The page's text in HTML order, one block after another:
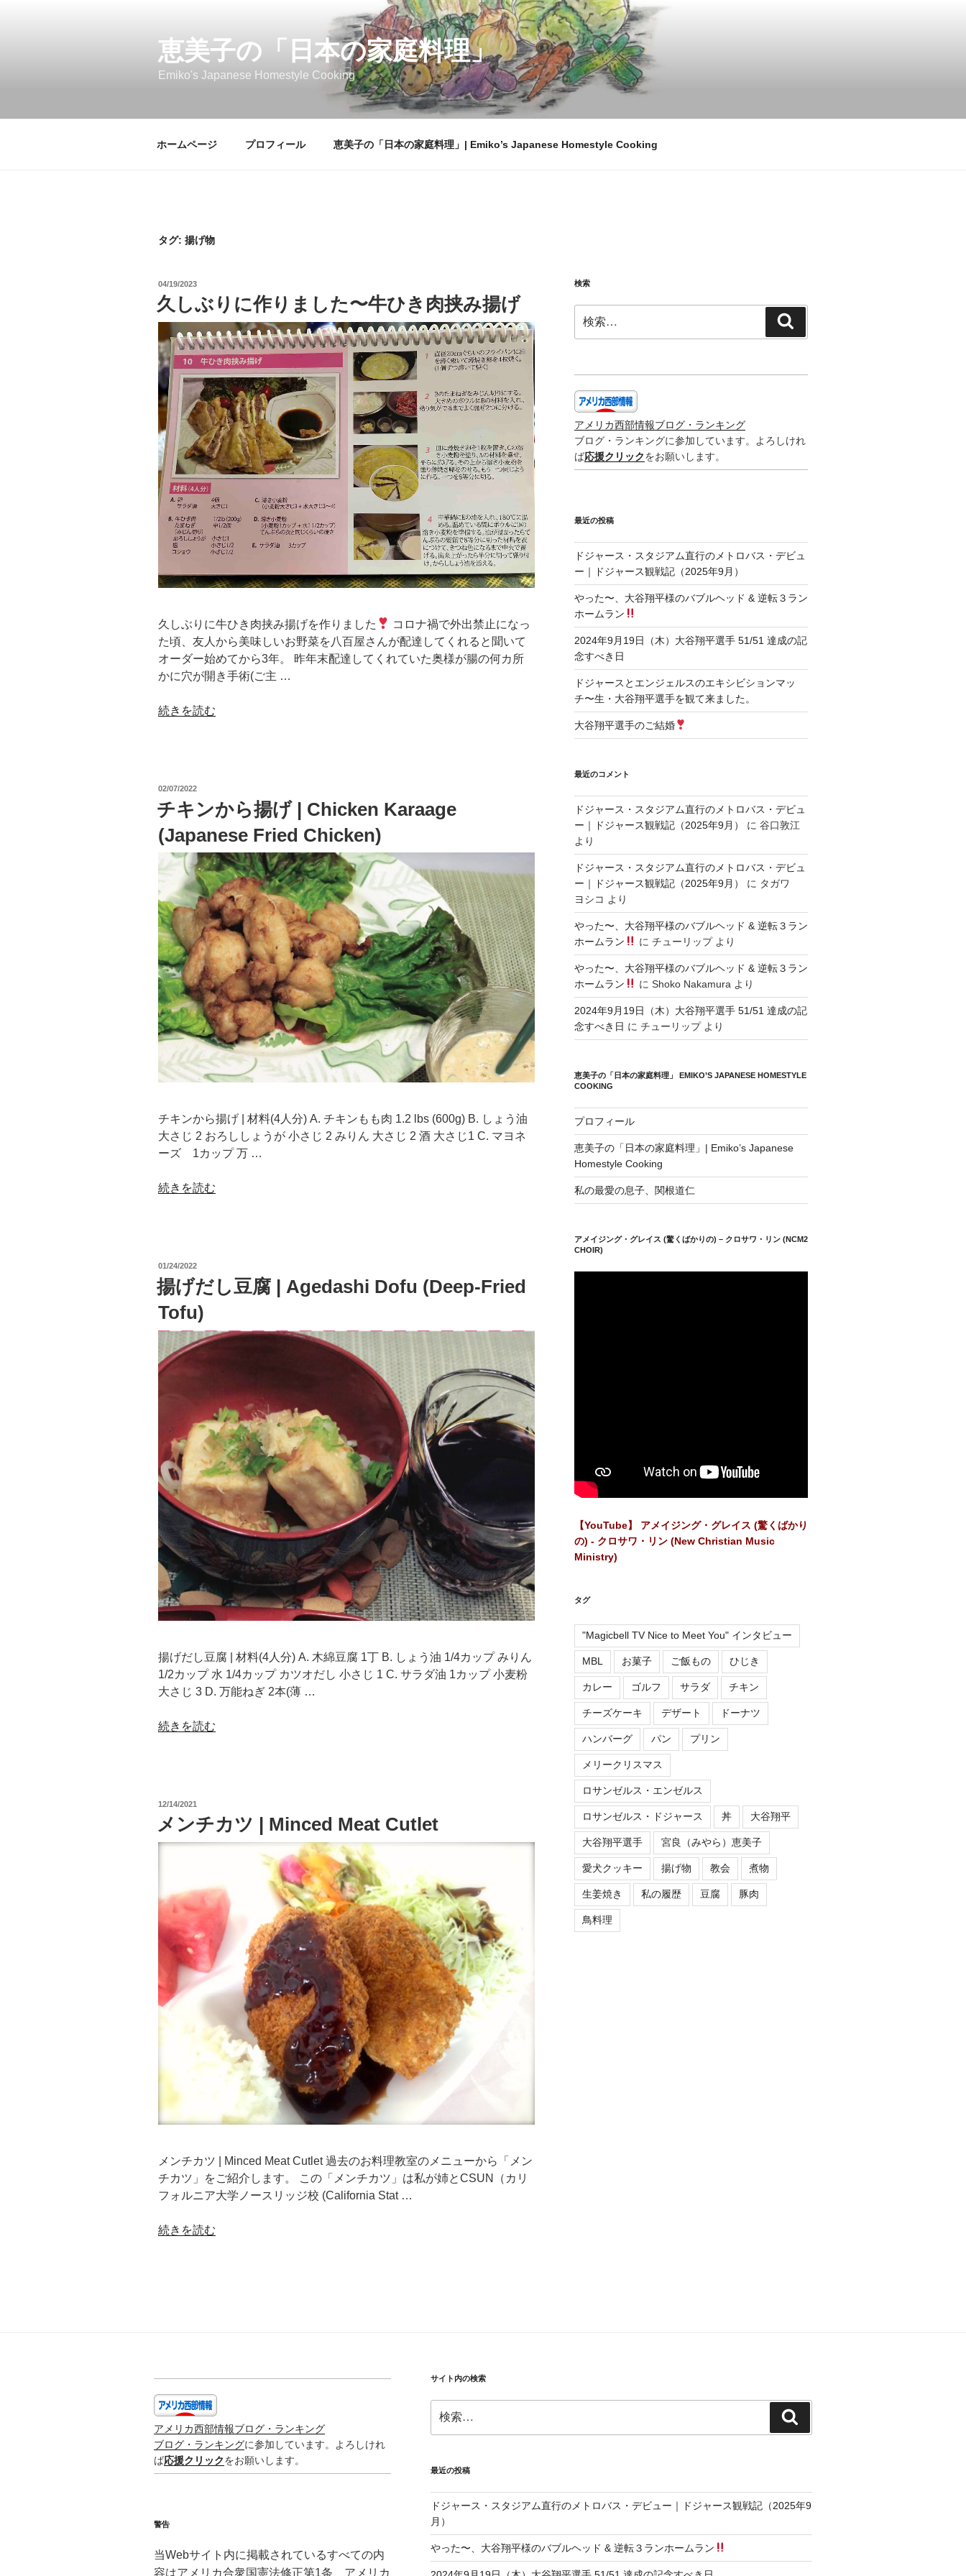
恵美子の「日本の家庭料理」
Emiko's Japanese Homestyle Cooking
ホームページ プロフィール 恵美子の「日本の家庭料理」| Emiko’s Japanese Homestyle Cooking
タグ: 揚げ物
投
稿
日:
04/19/2023
久しぶりに作りました〜牛ひき肉挟み揚げ
久しぶりに牛ひき肉挟み揚げを作りました
コロナ禍で外出禁止になっ
た頃、友人から美味しいお野菜を八百屋さんが配達してくれると聞いて
オーダー始めてから3年。 昨年末配達してくれていた奥様が腸の何カ所
かに穴が開き手術(ご主 …
“久
り
ま
し
た〜
牛
ひ
き
肉
挟
み
揚
げ”
の
続きを読む
投
日:
02/07/2022
チキンから揚げ | Chicken Karaage
(Japanese Fried Chicken)
チキンから揚げ | 材料(4人分) A. チキンもも肉 1.2 lbs (600g) B. しょう油
大さじ 2 おろししょうが 小さじ 2 みりん 大さじ 2 酒 大さじ1 C. マヨネ
ーズ 1カップ 万 …
“チ
げ
|
Chicken
Karaage
(Japanese
Fried
続きを読む
投
稿
日:
01/24/2022
揚げだし豆腐 | Agedashi Dofu (Deep-Fried
Tofu)
揚げだし豆腐 | 材料(4人分) A. 木綿豆腐 1丁 B. しょう油 1/4カップ みりん
1/2カップ 水 1/4カップ カツオだし 小さじ 1 C. サラダ油 1カップ 小麦粉
大さじ 3 D. 万能ねぎ 2本(薄 …
“揚
|
Agedashi
Fried
Tofu)”
の
続きを読む
投
日:
12/14/2021
メンチカツ | Minced Meat Cutlet
メンチカツ | Minced Meat Cutlet 過去のお料理教室のメニューから「メン
チカツ」をご紹介します。 この「メンチカツ」は私が姉とCSUN（カリ
フォルニア大学ノースリッジ校 (California Stat …
“メ
続きを読む
検索
索:
索
アメリカ西部情報ブログ・ランキング
ブログ・ランキングに参加しています。よろしけれ
ば応援クリックをお願いします。
最近の投稿
ドジャース・スタジアム直行のメトロバス・デビュ
ー｜ドジャース観戦記（2025年9月）
やった〜、大谷翔平様のバブルヘッド & 逆転３ラン
ホームラン
2024年9月19日（木）大谷翔平選手 51/51 達成の記
念すべき日
ドジャースとエンジェルスのエキシビションマッ
チ〜生・大谷翔平選手を観て来ました。
大谷翔平選手のご結婚
最近のコメント
ドジャース・スタジアム直行のメトロバス・デビュ
ー｜ドジャース観戦記（2025年9月）
に 谷口敦江
より
ドジャース・スタジアム直行のメトロバス・デビュ
ー｜ドジャース観戦記（2025年9月）
に タガワ
ヨシコ より
やった〜、大谷翔平様のバブルヘッド & 逆転３ラン
ホームラン
に チューリップより
やった〜、大谷翔平様のバブルヘッド & 逆転３ラン
ホームラン
に Shoko Nakamura より
2024年9月19日（木）大谷翔平選手 51/51 達成の記
念すべき日 に チューリップより
恵美子の「日本の家庭料理」 EMIKO’S JAPANESE HOMESTYLE
COOKING
プロフィール
恵美子の「日本の家庭料理」| Emiko’s Japanese
Homestyle Cooking
私の最愛の息子、関根道仁
アメイジング・グレイス (驚くばかりの) – クロサワ・リン (NCM2
CHOIR)
【YouTube】 アメイジング・グレイス (驚くばかり
の) - クロサワ・リン (New Christian Music
Ministry)
タグ
"Magicbell TV Nice to Meet You" インタビュー
MBL お菓子 ご飯もの ひじき
カレー ゴルフ サラダ チキン
チーズケーキ デザート ドーナツ
ハンバーグ パン プリン
メリークリスマス
ロサンゼルス・エンゼルス
ロサンゼルス・ドジャース 丼 大谷翔平
大谷翔平選手 宮良（みやら）恵美子
愛犬クッキー 揚げ物 教会 煮物
生姜焼き 私の履歴 豆腐 豚肉
鳥料理
アメリカ西部情報ブログ・ランキング
ブログ・ランキングに参加しています。よろしけれ
ば応援クリックをお願いします。
警告
当Webサイト内に掲載されているすべての内
容はアメリカ合衆国憲法修正第1条、アメリカ
サイト内の検索
索:
索
最近の投稿
ドジャース・スタジアム直行のメトロバス・デビュー｜ドジャース観戦記（2025年9
月）
やった〜、大谷翔平様のバブルヘッド & 逆転３ランホームラン